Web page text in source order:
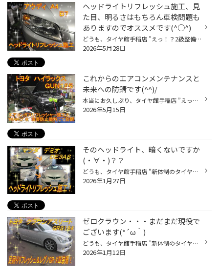
ヘッドライトリフレッシュ施工、見
た目、明るさはもちろん車検問題も
ありますのでオススメです(^○^)
どうも、タイヤ館手稲店 ”えっ！？2級整備士持ってないの？？獲らないと(^^;)” 育児実行委員長？かけるです。 引き続き、今年は2級整備士資格を取得するため4月～7月の間、土日を除く月の半分くらいは夕方不在です(ﾟДﾟ) お見積もりの返信や作業予約が遅くなってしまっている方、大変申し訳ありませ...
2026年5月28日
これからのエアコンメンテナンスと
未来への防錆です(^^)/
本当にお久しぶり、タイヤ館手稲店 ”えっ！？2級整備士持ってないの？？獲らないと(^^;)” 育児実行委員長？かけるです。 皆様お元気でしたか。 僕がブログを書くのは目眩でぶっ倒れた以来でしょうか・・・^^; ちゃんと毎日出勤しておりますが、今年は2級整備士資格を取得するため4月～7月の間、土日...
2026年5月15日
そのヘッドライト、暗くないですか
(・∀・)？？
どうも、タイヤ館手稲店 ”新体制のタイヤ館手稲、今年はまた作業事例いっぱい載せますよ” 育児実行委員長？かけるです。 表題の件、 ‶マツダ デミオ” ‶ＤＥ3ＡＳ” ‶ヘッドライトリフレッシュ施工” 樹脂ヘッドライトの宿命、ヘッドライトレンズの劣化。 黄ばむだけじゃ無くくもりガラスのようになっ...
2026年1月27日
ゼロクラウン・・・まだまだ現役で
ございます(*´ω｀)
どうも、タイヤ館手稲店 ”新体制のタイヤ館手稲、今年はまた作業事例いっぱい載せますよ” 育児実行委員長？かけるです。 表題の件、 ‶トヨタ クラウンアスリート” ‶GRS184” ‶テイン エンデュラProプラス” ‶RS-R Ti-2000" ‶ブリヂストン レグノ GR-XⅢ” 装着。 こちらは２０２５年に行った作業の写真...
2026年1月12日